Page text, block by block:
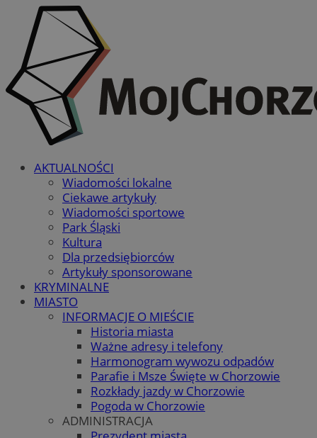
AKTUALNOŚCI
Wiadomości lokalne
Ciekawe artykuły
Wiadomości sportowe
Park Śląski
Kultura
Dla przedsiębiorców
Artykuły sponsorowane
KRYMINALNE
MIASTO
INFORMACJE O MIEŚCIE
Historia miasta
Ważne adresy i telefony
Harmonogram wywozu odpadów
Parafie i Msze Święte w Chorzowie
Rozkłady jazdy w Chorzowie
Pogoda w Chorzowie
ADMINISTRACJA